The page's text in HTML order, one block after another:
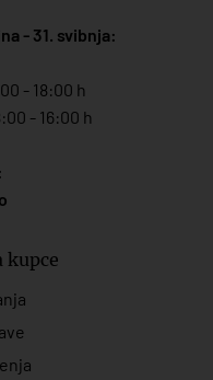
- 31. svibnja:
- 18:00 h
- 16:00 h
kupce